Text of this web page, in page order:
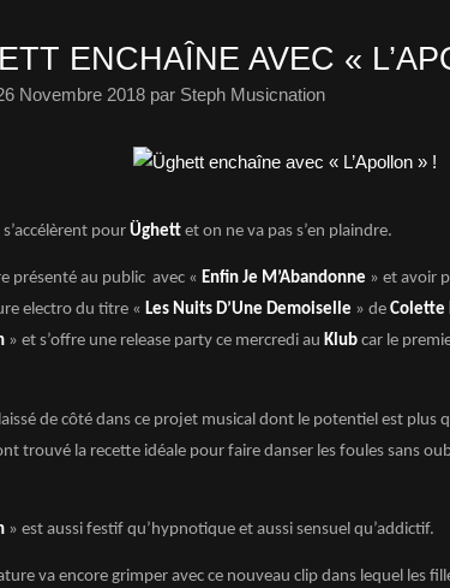
ENCHAÎNE AVEC «
Novembre 2018 par Steph Musicnation
s’accélèrent pour Üghett et on ne va pas s’en plaindre.
présenté au public avec « Enfin Je M’Abandonne » et avoir
electro du titre « Les Nuits D’Une Demoiselle » de Colette
» et s’offre une release party ce mercredi au Klub car le
laissé de côté dans ce projet musical dont le potentiel est plus
trouvé la recette idéale pour faire danser les foules sans
» est aussi festif qu’hypnotique et aussi sensuel qu’addictif.
va encore grimper avec ce nouveau clip dans lequel les